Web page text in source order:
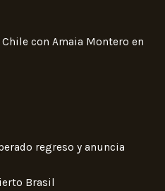
Chile con Amaia Montero en
regreso y anuncia